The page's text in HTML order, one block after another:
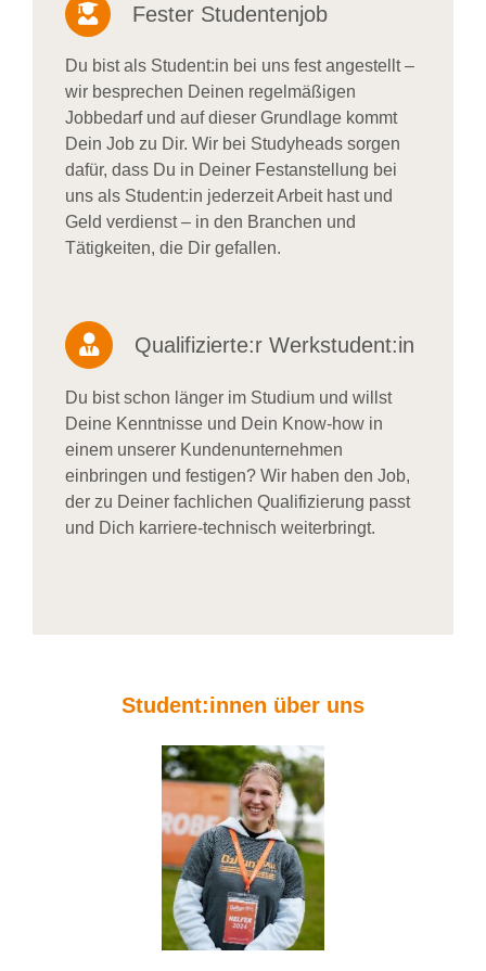
Fester Studentenjob
Du bist als Student:in bei uns fest angestellt –
wir besprechen Deinen regelmäßigen
Jobbedarf und auf dieser Grundlage kommt
Dein Job zu Dir. Wir bei Studyheads sorgen
dafür, dass Du in Deiner Festanstellung bei
uns als Student:in jederzeit Arbeit hast und
Geld verdienst – in den Branchen und
Tätigkeiten, die Dir gefallen.
Qualifizierte:r Werkstudent:in
Du bist schon länger im Studium und willst
Deine Kenntnisse und Dein Know-how in
einem unserer Kundenunternehmen
einbringen und festigen? Wir haben den Job,
der zu Deiner fachlichen Qualifizierung passt
und Dich karriere-technisch weiterbringt.
Student:innen über uns